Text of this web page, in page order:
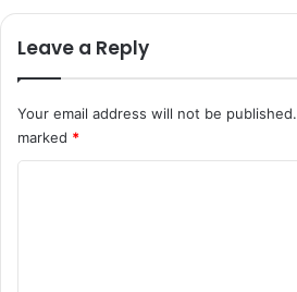
Leave a Reply
Your email address will not be published.
marked *